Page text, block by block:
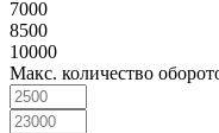
7000
8500
10000
Макс. количество